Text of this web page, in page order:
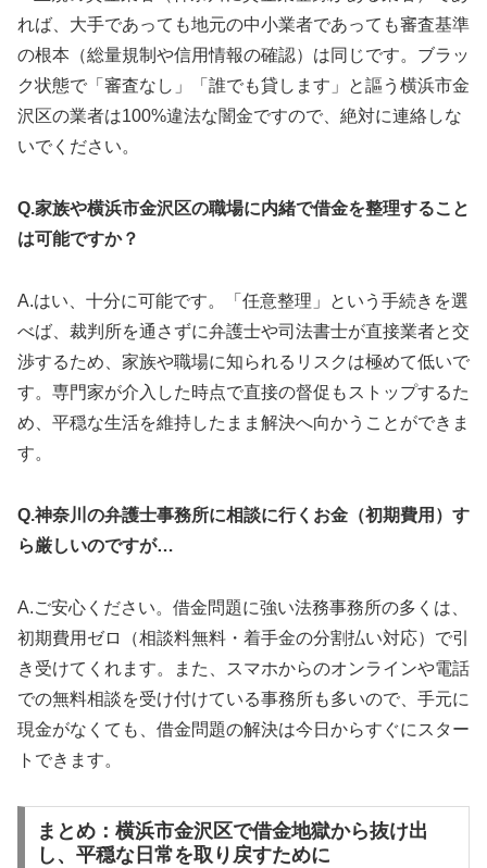
れば、大手であっても地元の中小業者であっても審査基準
の根本（総量規制や信用情報の確認）は同じです。ブラッ
ク状態で「審査なし」「誰でも貸します」と謳う横浜市金
沢区の業者は100%違法な闇金ですので、絶対に連絡しな
いでください。
Q.家族や横浜市金沢区の職場に内緒で借金を整理すること
は可能ですか？
A.はい、十分に可能です。「任意整理」という手続きを選
べば、裁判所を通さずに弁護士や司法書士が直接業者と交
渉するため、家族や職場に知られるリスクは極めて低いで
す。専門家が介入した時点で直接の督促もストップするた
め、平穏な生活を維持したまま解決へ向かうことができま
す。
Q.神奈川の弁護士事務所に相談に行くお金（初期費用）す
ら厳しいのですが…
A.ご安心ください。借金問題に強い法務事務所の多くは、
初期費用ゼロ（相談料無料・着手金の分割払い対応）で引
き受けてくれます。また、スマホからのオンラインや電話
での無料相談を受け付けている事務所も多いので、手元に
現金がなくても、借金問題の解決は今日からすぐにスター
トできます。
まとめ：横浜市金沢区で借金地獄から抜け出
し、平穏な日常を取り戻すために